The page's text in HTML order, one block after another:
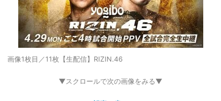
画像1枚目／11枚 【生配信】RIZIN.46
▼スクロールで次の画像をみる▼